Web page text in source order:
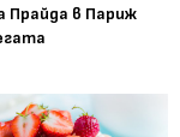
Прайда в Париж